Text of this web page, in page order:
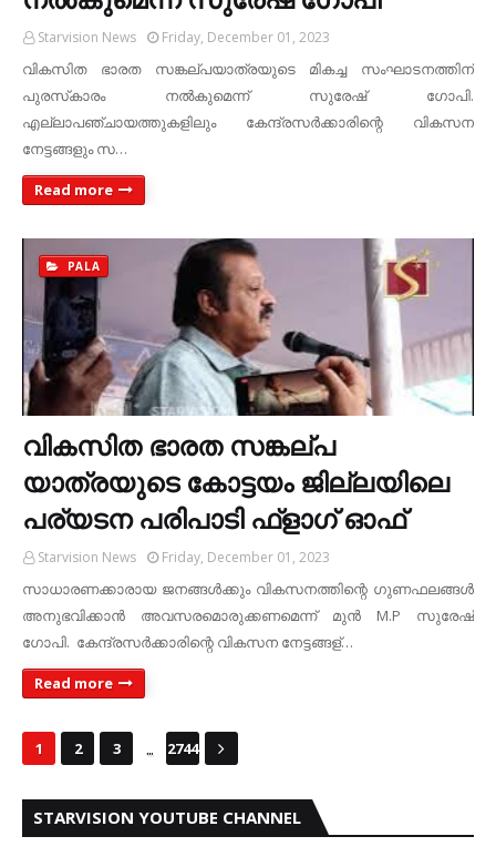
Starvision News Friday, December 01, 2023
വികസിത ഭാരത സങ്കല്പയാത്രയുടെ മികച്ച സംഘാടനത്തിന്
പുരസ്‌കാരം നല്‍കുമെന്ന് സുരേഷ് ഗോപി.
എല്ലാപഞ്ചായത്തുകളിലും കേന്ദ്രസര്‍ക്കാരിന്റെ വികസന
നേട്ടങ്ങളും സ…
Read more
PALA
വികസിത ഭാരത സങ്കല്പ
യാത്രയുടെ കോട്ടയം ജില്ലയിലെ
പര്യടന പരിപാടി ഫ്‌ളാഗ് ഓഫ്
Starvision News Friday, December 01, 2023
സാധാരണക്കാരായ ജനങ്ങള്‍ക്കും വികസനത്തിന്റെ ഗുണഫലങ്ങള്‍
അനുഭവിക്കാന്‍ അവസരമൊരുക്കണമെന്ന് മുന്‍ M.P സുരേഷ്
ഗോപി. കേന്ദ്രസര്‍ക്കാരിന്റെ വികസന നേട്ടങ്ങള്…
Read more
1 2 3 ... 2744
STARVISION YOUTUBE CHANNEL